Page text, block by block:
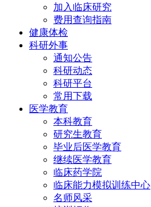
加入临床研究
费用查询指南
健康体检
科研外事
通知公告
科研动态
科研平台
常用下载
医学教育
本科教育
研究生教育
毕业后医学教育
继续医学教育
临床药学院
临床能力模拟训练中心
名师风采